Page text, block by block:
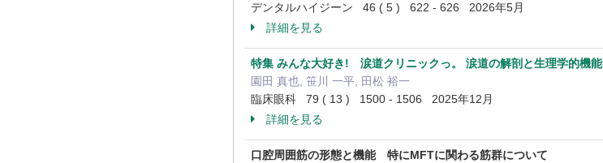
デンタルハイジーン 46 ( 5 ) 622 - 626 2026年5月
詳細を見る
特集 みんな大好き! 涙道クリニックっ。 涙道の解剖と生理学的機能
園田 真也, 笹川 一平, 田松 裕一
臨床眼科 79 ( 13 ) 1500 - 1506 2025年12月
詳細を見る
口腔周囲筋の形態と機能 特にMFTに関わる筋群について